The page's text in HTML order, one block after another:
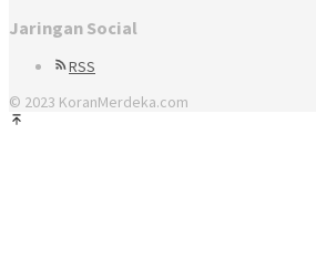
Jaringan Social
RSS
© 2023 KoranMerdeka.com